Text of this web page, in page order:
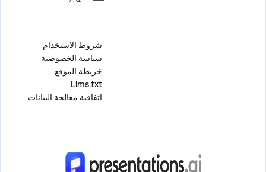
شروط الاستخدام
سياسة الخصوصية
خريطة الموقع
Llms.txt
اتفاقية معالجة البيانات